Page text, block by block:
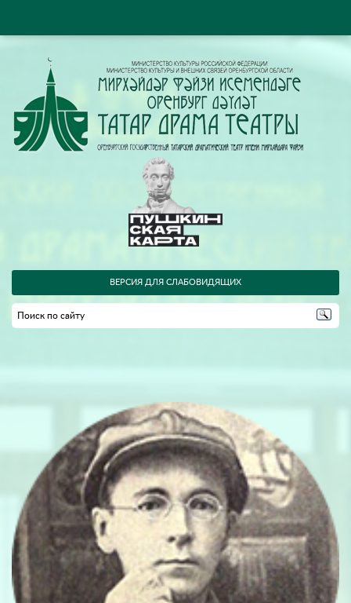
ВЕРСИЯ ДЛЯ СЛАБОВИДЯЩИХ